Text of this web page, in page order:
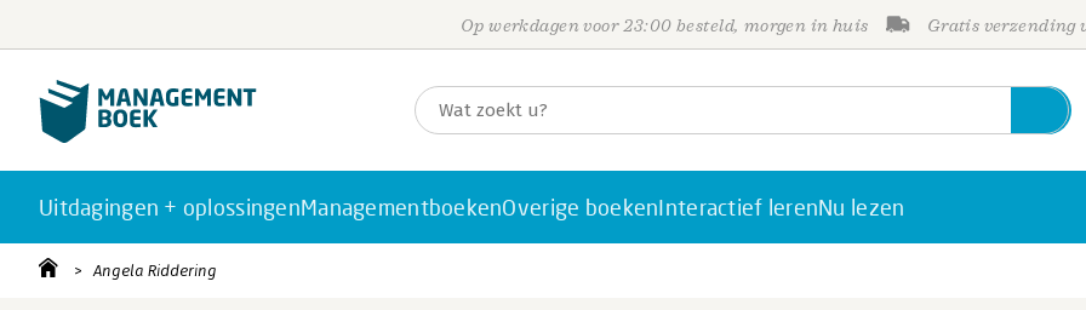
Op werkdagen voor 23:00 besteld, morgen in huis Gratis verzending
Uitdagingen + oplossingenManagementboekenOverige boekenInteractief lerenNu lezen
Angela Riddering